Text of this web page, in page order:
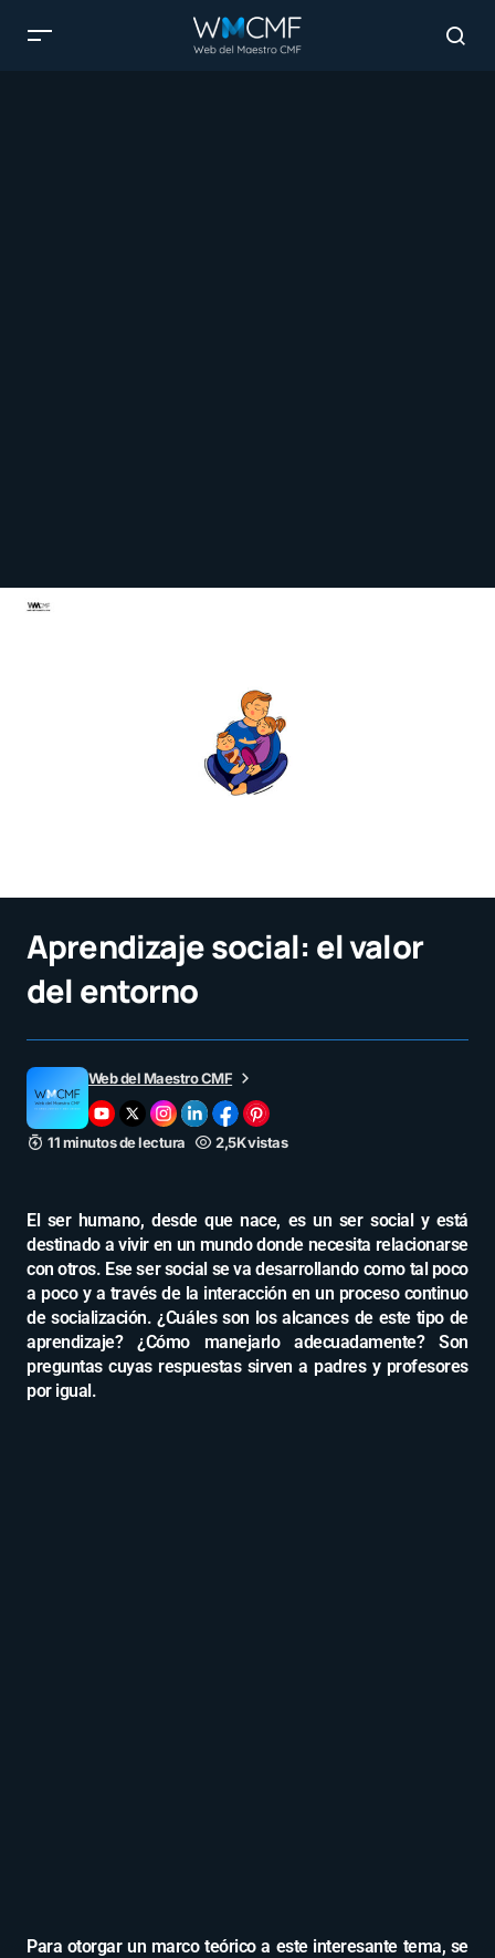
Aprendizaje social: el valor
del entorno
Web del Maestro CMF
11 minutos de lectura 2,5K vistas
El ser humano, desde que nace, es un ser social y está
destinado a vivir en un mundo donde necesita relacionarse
con otros. Ese ser social se va desarrollando como tal poco
a poco y a través de la interacción en un proceso continuo
de socialización. ¿Cuáles son los alcances de este tipo de
aprendizaje? ¿Cómo manejarlo adecuadamente? Son
preguntas cuyas respuestas sirven a padres y profesores
por igual.
Para otorgar un marco teórico a este interesante tema, se